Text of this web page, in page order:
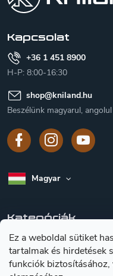
Ez a weboldal sütiket
tartalmak és hirdetések
funkciók
Kapcsolat
+36 1 451 8900
H-P: 8:00-16:30
shop@kniland.hu
Beszélünk magyarul,
Magyar
Kategóriák
A vásárlásról